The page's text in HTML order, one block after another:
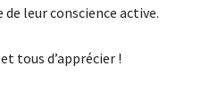
leur conscience active.
tous d’apprécier !